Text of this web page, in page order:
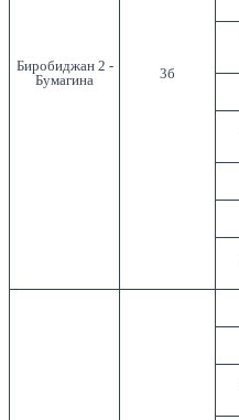
Биробиджан 2 -
Бумагина
3б